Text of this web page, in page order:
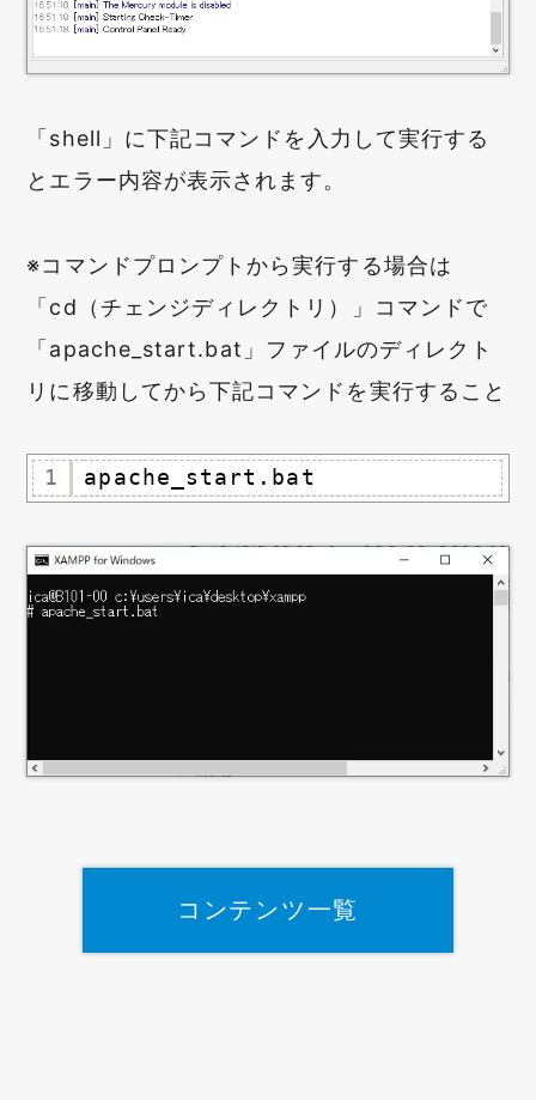
「shell」に下記コマンドを入力して実行する
とエラー内容が表示されます。
※コマンドプロンプトから実行する場合は
「cd（チェンジディレクトリ）」コマンドで
「apache_start.bat」ファイルのディレクト
リに移動してから下記コマンドを実行すること
1 apache_start.bat
コンテンツ一覧